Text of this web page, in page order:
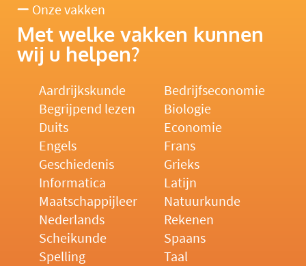
Onze vakken
Met welke vakken kunnen
wij u helpen?
Aardrijkskunde
Bedrijfseconomie
Begrijpend lezen
Biologie
Duits
Economie
Engels
Frans
Geschiedenis
Grieks
Informatica
Latijn
Maatschappijleer
Natuurkunde
Nederlands
Rekenen
Scheikunde
Spaans
Spelling
Taal